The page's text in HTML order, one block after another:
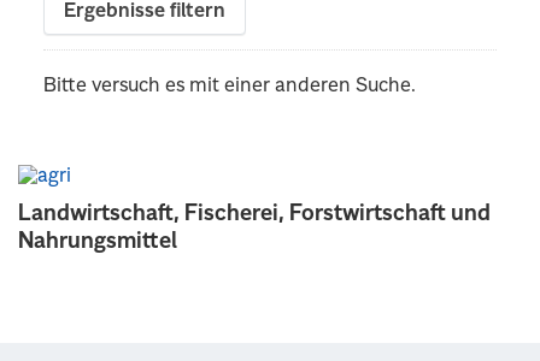
Landwirtschaft, Fischerei, Forstwirtschaft und
Nahrungsmittel
Ergebnisse filtern
Bitte versuch es mit einer anderen Suche.